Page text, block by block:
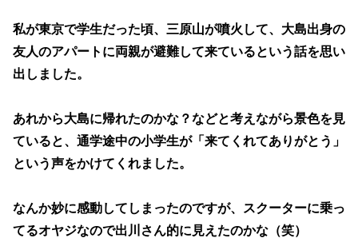
私が東京で学生だった頃、三原山が噴火して、大島出身の
友人のアパートに両親が避難して来ているという話を思い
出しました。
あれから大島に帰れたのかな？などと考えながら景色を見
ていると、通学途中の小学生が「来てくれてありがとう」
という声をかけてくれました。
なんか妙に感動してしまったのですが、スクーターに乗っ
てるオヤジなので出川さん的に見えたのかな（笑）